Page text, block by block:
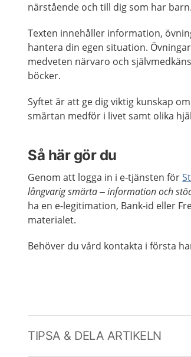
närstående och till dig som har barn.
Texten innehåller information,
hantera din egen situation.
medveten närvaro och
böcker.
Syftet är att ge dig viktig kunskap
smärtan medför i livet samt olika
Så här gör du
Genom att logga in i e-tjänsten för
långvarig smärta – information och
ha en e-legitimation, Bank-id eller
materialet.
Behöver du vård kontakta i första
TIPSA & DELA ARTIKELN